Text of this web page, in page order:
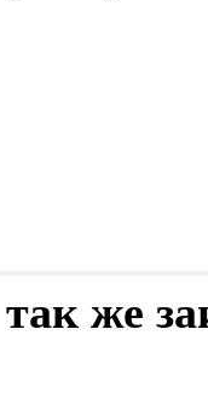
же